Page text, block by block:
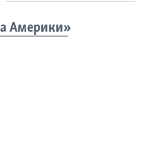
Америки»